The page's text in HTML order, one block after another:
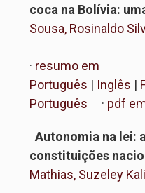
coca na Bolívia:
Sousa, Rosinaldo
· resumo em
Português | Inglês |
Português · pdf
Autonomia na lei:
constituições
Mathias, Suzeley Kalil